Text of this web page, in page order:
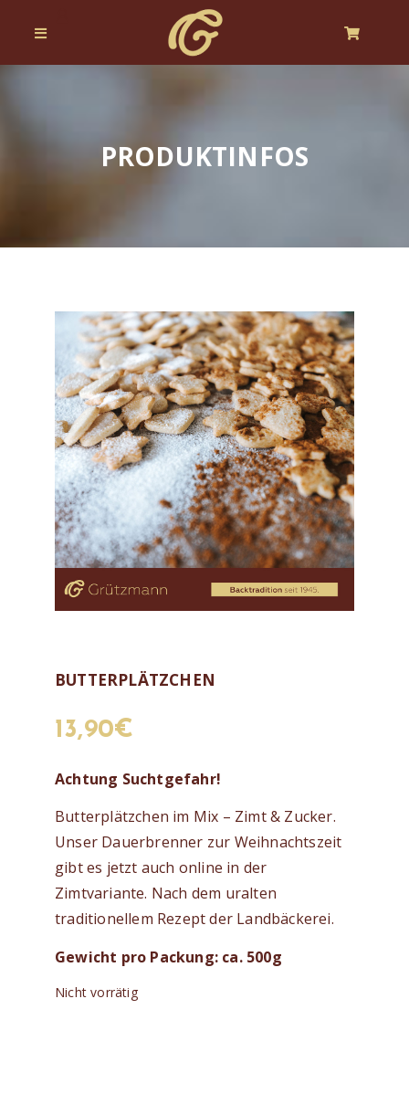
PRODUKTINFOS
BUTTERPLÄTZCHEN
13,90€
Achtung Suchtgefahr!
Butterplätzchen im Mix – Zimt & Zucker.
Unser Dauerbrenner zur Weihnachtszeit
gibt es jetzt auch online in der
Zimtvariante. Nach dem uralten
traditionellem Rezept der Landbäckerei.
Gewicht pro Packung: ca. 500g
Nicht vorrätig